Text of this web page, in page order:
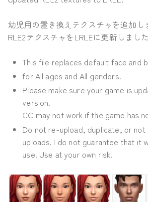
幼児用の置き換えテクスチャを追加し
RLE2テクスチャをLRLEに更新しました
This file replaces default face and
for All ages and All genders.
Please make sure your game is
version.
CC may not work if the game has
Do not re-upload, duplicate, or not
uploads. I do not guarantee that it
use. Use at your own risk.